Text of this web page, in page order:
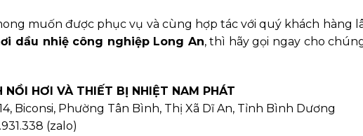
muốn được phục vụ và cùng hợp tác với quý khách hàng
dầu nhiệ công nghiệp Long An, thì hãy gọi ngay cho
NỒI HƠI VÀ THIẾT BỊ NHIỆT NAM PHÁT
Biconsi, Phường Tân Bình, Thị Xã Dĩ An, Tỉnh Bình Dương
(zalo)